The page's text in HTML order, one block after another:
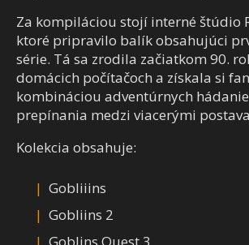
Za kompiláciou stojí interné štúdio
ktoré pripravilo balík obsahujúci
série. Tá sa zrodila začiatkom 90.
domácich počítačoch a získala si
kombináciou adventúrnych
prepínania medzi viacerými
Kolekcia obsahuje:
Gobliiins
Gobliins 2